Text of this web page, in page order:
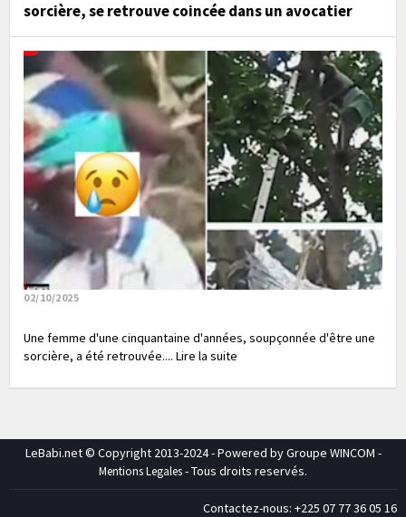
sorcière, se retrouve coincée dans un avocatier
02/10/2025
Une femme d'une cinquantaine d'années, soupçonnée d'être une
sorcière, a été retrouvée.... Lire la suite
LeBabi.net © Copyright 2013-2024 - Powered by Groupe WINCOM -
Mentions Legales- Tous droits reservés.
Contactez-nous: +225 07 77 36 05 16